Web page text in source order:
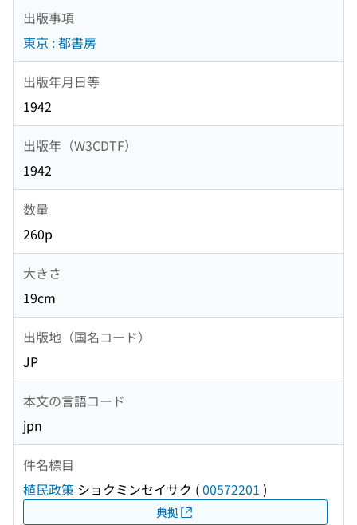
出版事項
東京 : 都書房
出版年月日等
1942
出版年（W3CDTF）
1942
数量
260p
大きさ
19cm
出版地（国名コード）
JP
本文の言語コード
jpn
件名標目
植民政策 ショクミンセイサク (00572201 )
典拠